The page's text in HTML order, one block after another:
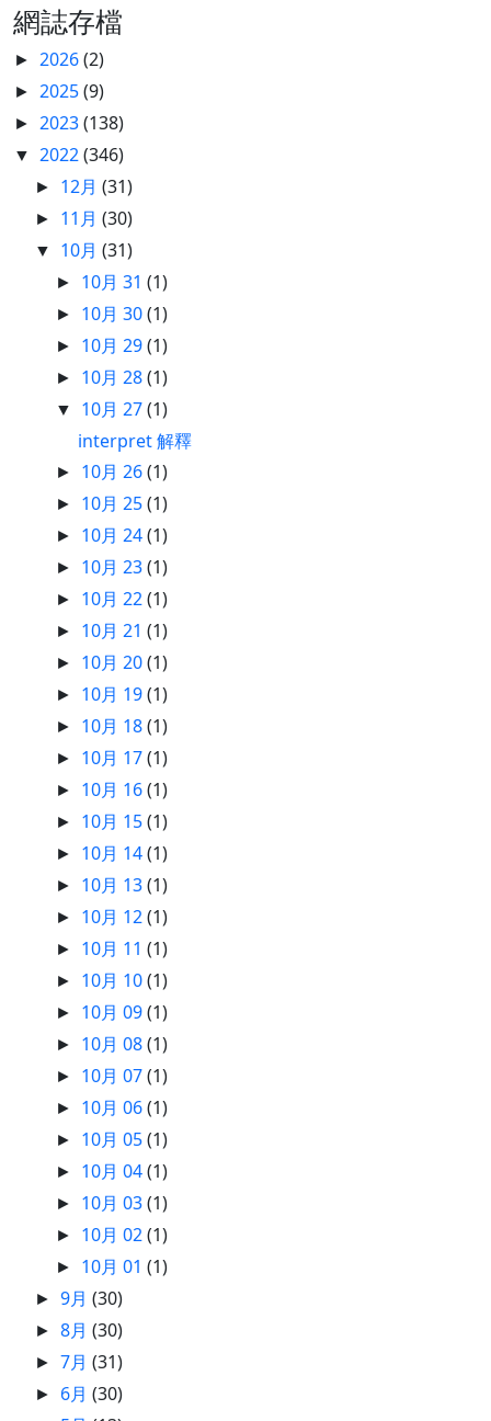
網誌存檔
► 2026(2)
► 2025(9)
► 2023(138)
▼ 2022(346)
► 12月(31)
► 11月(30)
▼ 10月(31)
► 10月 31(1)
► 10月 30(1)
► 10月 29(1)
► 10月 28(1)
▼ 10月 27(1)
interpret 解釋
► 10月 26(1)
► 10月 25(1)
► 10月 24(1)
► 10月 23(1)
► 10月 22(1)
► 10月 21(1)
► 10月 20(1)
► 10月 19(1)
► 10月 18(1)
► 10月 17(1)
► 10月 16(1)
► 10月 15(1)
► 10月 14(1)
► 10月 13(1)
► 10月 12(1)
► 10月 11(1)
► 10月 10(1)
► 10月 09(1)
► 10月 08(1)
► 10月 07(1)
► 10月 06(1)
► 10月 05(1)
► 10月 04(1)
► 10月 03(1)
► 10月 02(1)
► 10月 01(1)
►9月(30)
►8月(30)
►7月(31)
► 6月(30)